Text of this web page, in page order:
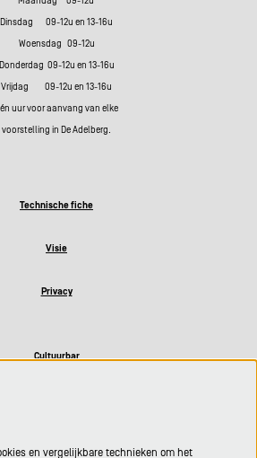
Dinsdag 09-12u en 13-16u
Woensdag 09-12u
Donderdag 09-12u en 13-16u
Vrijdag 09-12u en 13-16u
uur voor aanvang van elke
voorstelling in De Adelberg.
Technische fiche
Visie
Privacy
Cultuurbar
en vergelijkbare technieken om het